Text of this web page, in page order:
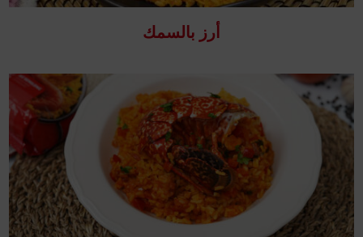
أرز بالسمك